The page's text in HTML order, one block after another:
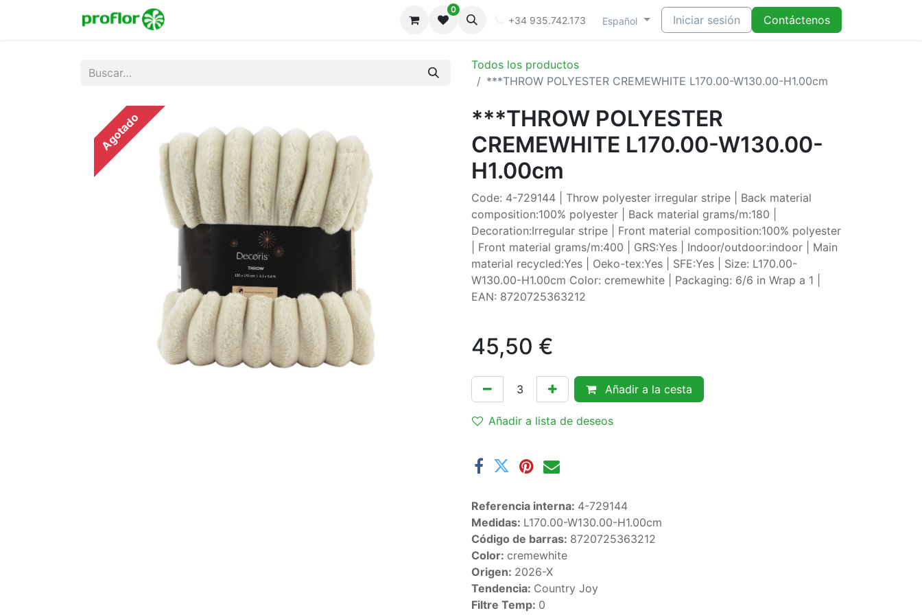
0
+34 935.742.173 Español Iniciar sesión Contáctenos
Todos los productos
***THROW POLYESTER CREMEWHITE L170.00-W130.00-H1.00cm
Agotado
***THROW POLYESTER
CREMEWHITE L170.00-W130.00-
H1.00cm
Code: 4-729144 | Throw polyester irregular stripe | Back material
composition:100% polyester | Back material grams/m:180 |
Decoration:Irregular stripe | Front material composition:100% polyester
| Front material grams/m:400 | GRS:Yes | Indoor/outdoor:indoor | Main
material recycled:Yes | Oeko-tex:Yes | SFE:Yes | Size: L170.00-
W130.00-H1.00cm Color: cremewhite | Packaging: 6/6 in Wrap a 1 |
EAN: 8720725363212
45,50 €
Añadir a la cesta
Añadir a lista de deseos
Referencia interna: 4-729144
Medidas: L170.00-W130.00-H1.00cm
Código de barras: 8720725363212
Color: cremewhite
Origen: 2026-X
Tendencia: Country Joy
Filtre Temp: 0